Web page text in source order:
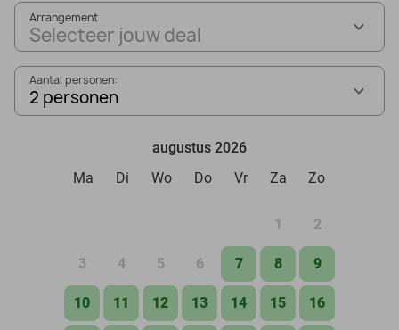
Arrangement
Selecteer jouw deal
Aantal personen:
2 personen
augustus 2026
Ma
Di Wo Do Vr Za Zo
1 2
3 4 5 6 7 8 9
10 11 12 13 14 15 16